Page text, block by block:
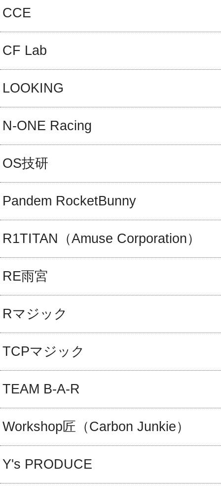
CCE
CF Lab
LOOKING
N-ONE Racing
OS技研
Pandem RocketBunny
R1TITAN（Amuse Corporation）
RE雨宮
Rマジック
TCPマジック
TEAM B-A-R
Workshop匠（Carbon Junkie）
Y's PRODUCE